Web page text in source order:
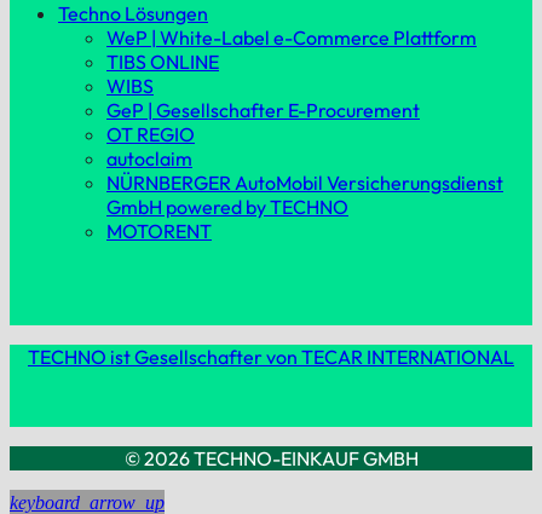
Techno Lösungen
WeP | White-Label e-Commerce Plattform
TIBS ONLINE
WIBS
GeP | Gesellschafter E-Procurement
OT REGIO
autoclaim
NÜRNBERGER AutoMobil Versicherungsdienst
GmbH powered by TECHNO
MOTORENT
TECHNO ist Gesellschafter von TECAR INTERNATIONAL
© 2026 TECHNO-EINKAUF GMBH
keyboard_arrow_up